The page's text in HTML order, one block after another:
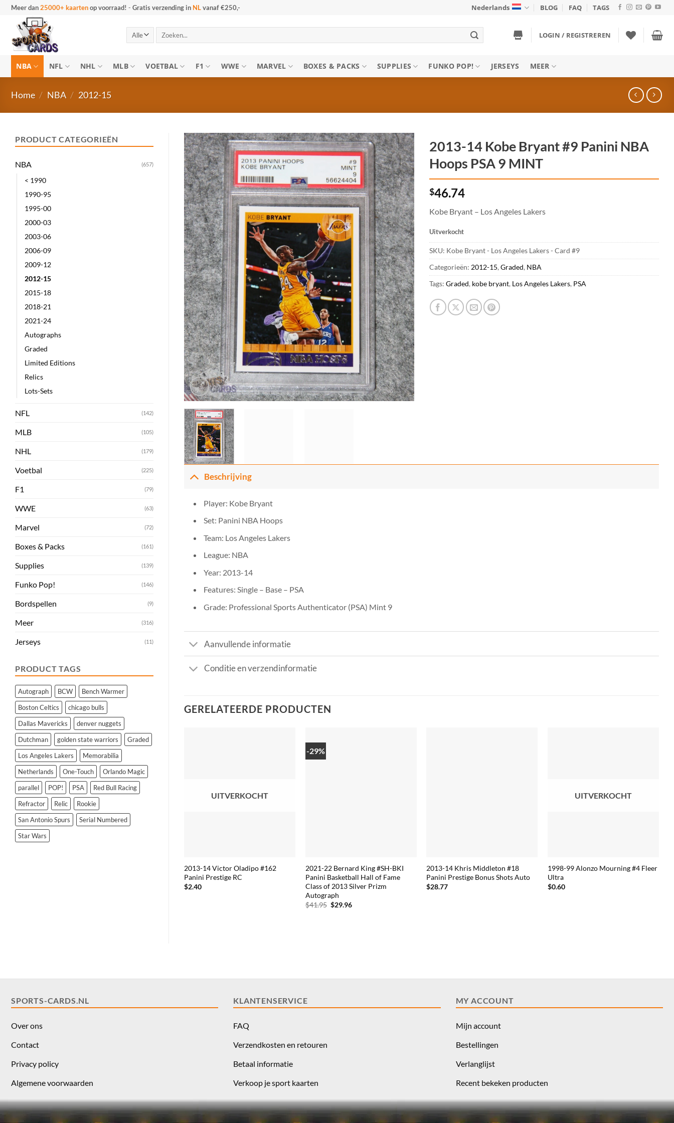
inhoud
Meer dan25000+ kaartenop voorraad! - Gratis verzending in NLvanaf €250,- Nederlands BLOG FAQ TAGS
Zoeken
LOGIN / REGISTREREN
NBA NFL NHL MLB VOETBAL F1 WWE MARVEL BOXES & PACKS SUPPLIES FUNKO POP! JERSEYS MEER
Home / NBA / 2012-15
PRODUCT CATEGORIEËN
NBA (657)
< 1990
1990-95
1995-00
2000-03
2003-06
2006-09
2009-12
2012-15
2015-18
2018-21
2021-24
Autographs
Graded
Limited Editions
Relics
Lots-Sets
NFL (142)
MLB (105)
NHL (179)
Voetbal (225)
F1 (79)
WWE (63)
Marvel (72)
Boxes & Packs (161)
Supplies (139)
Funko Pop! (146)
Bordspellen (9)
Meer (316)
Jerseys (11)
PRODUCT TAGS
Autograph BCW
Bench Warmer
Boston Celtics
chicago bulls
Dallas Mavericks
denver nuggets
Dutchman
golden state warriors
Graded
Los Angeles Lakers
Memorabilia
Netherlands
One-Touch
Orlando Magic
parallel
POP! PSA
Red Bull Racing
Refractor
Relic
Rookie
San Antonio Spurs
Serial Numbered
Star Wars
2013-14 Kobe Bryant #9 Panini NBA
Hoops PSA 9 MINT
$46.74
Kobe Bryant – Los Angeles Lakers
Uitverkocht
SKU: Kobe Bryant - Los Angeles Lakers - Card #9
Categorieën: 2012-15, Graded, NBA
Tags: Graded, kobe bryant, Los Angeles Lakers, PSA
Beschrijving
Player: Kobe Bryant
Set: Panini NBA Hoops
Team: Los Angeles Lakers
League: NBA
Year: 2013-14
Features: Single – Base – PSA
Grade: Professional Sports Authenticator (PSA) Mint 9
Aanvullende informatie
Conditie en verzendinformatie
GERELATEERDE PRODUCTEN
UITVERKOCHT
2013-14 Victor Oladipo #162
Panini Prestige RC
$2.40
-29%
2021-22 Bernard King #SH-BKI
Panini Basketball Hall of Fame
Class of 2013 Silver Prizm
Autograph
$41.95 Oorspronkelijke
$29.96Huidige
2013-14 Khris Middleton #18
Panini Prestige Bonus Shots Auto
$28.77
UITVERKOCHT
1998-99 Alonzo Mourning #4 Fleer
Ultra
$0.60
SPORTS-CARDS.NL
Over ons
Contact
Privacy policy
Algemene voorwaarden
KLANTENSERVICE
FAQ
Verzendkosten en retouren
Betaal informatie
Verkoop je sport kaarten
MY ACCOUNT
Mijn account
Bestellingen
Verlanglijst
Recent bekeken producten